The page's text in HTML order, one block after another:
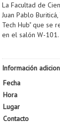
La Facultad de
Juan Pablo
Tech Hub" que se
en el salón W-101.
Información
Fecha
Hora
Lugar
Contacto